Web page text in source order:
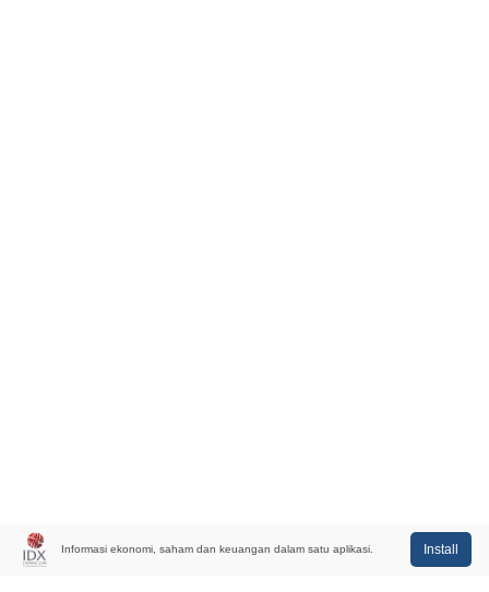
Informasi ekonomi, saham dan keuangan dalam satu aplikasi. Install